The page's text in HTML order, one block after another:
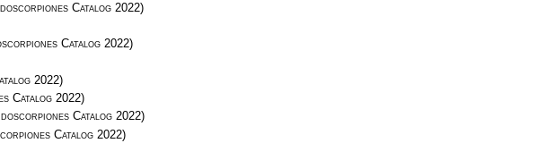
Catalog2022)
Catalog2022)
2022)
Catalog2022)
Catalog2022)
Catalog2022)